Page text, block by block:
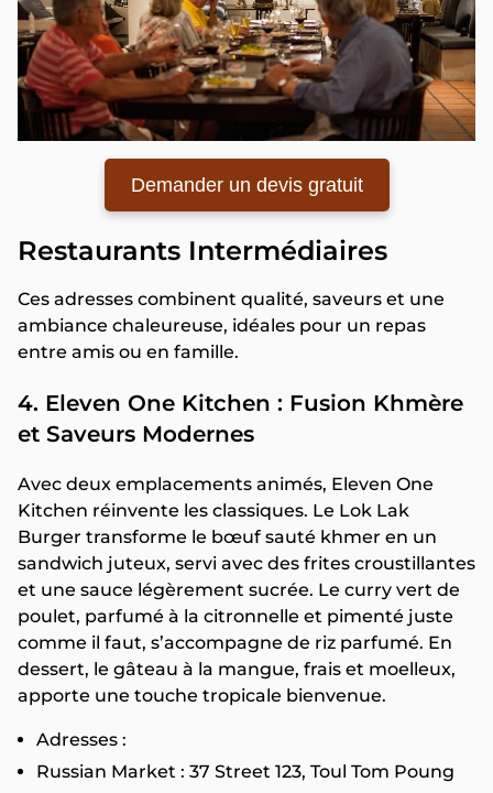
Demander un devis gratuit
Restaurants Intermédiaires
Ces adresses combinent qualité, saveurs et une
ambiance chaleureuse, idéales pour un repas
entre amis ou en famille.
4. Eleven One Kitchen : Fusion Khmère
et Saveurs Modernes
Avec deux emplacements animés, Eleven One
Kitchen réinvente les classiques. Le Lok Lak
Burger transforme le bœuf sauté khmer en un
sandwich juteux, servi avec des frites croustillantes
et une sauce légèrement sucrée. Le curry vert de
poulet, parfumé à la citronnelle et pimenté juste
comme il faut, s’accompagne de riz parfumé. En
dessert, le gâteau à la mangue, frais et moelleux,
apporte une touche tropicale bienvenue.
Adresses :
Russian Market : 37 Street 123, Toul Tom Poung